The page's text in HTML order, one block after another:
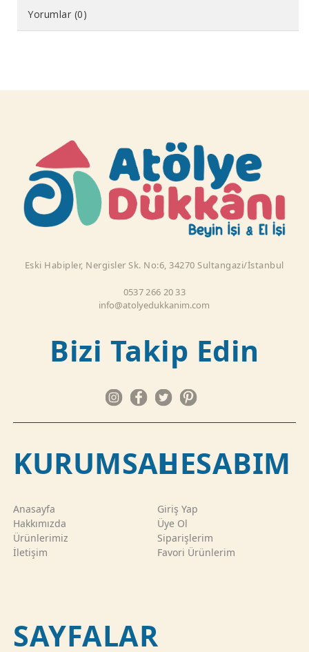
Yorumlar (0)
Eski Habipler, Nergisler Sk. No:6, 34270 Sultangazi/İstanbul
0537 266 20 33
info@atolyedukkanim.com
Bizi Takip Edin
KURUMSAL
Anasayfa
Hakkımızda
Ürünlerimiz
İletişim
HESABIM
Giriş Yap
Üye Ol
Siparişlerim
Favori Ürünlerim
SAYFALAR